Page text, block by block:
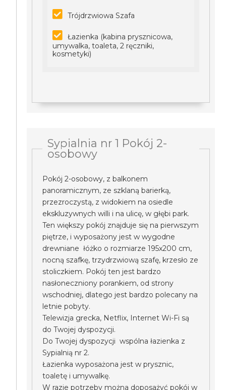
Trójdrzwiowa Szafa
Łazienka (kabina prysznicowa,
umywalka, toaleta, 2 ręczniki,
kosmetyki)
Sypialnia nr 1 Pokój 2-
osobowy
Pokój 2-osobowy, z balkonem
panoramicznym, ze szklaną barierką,
przezroczystą, z widokiem na osiedle
ekskluzywnych willi i na ulicę, w głębi park.
Ten większy pokój znajduje się na pierwszym
piętrze, i wyposażony jest w wygodne
drewniane łóżko o rozmiarze 195x200 cm,
nocną szafkę, trzydrzwiową szafę, krzesło ze
stoliczkiem. Pokój ten jest bardzo
nasłoneczniony porankiem, od strony
wschodniej, dlatego jest bardzo polecany na
letnie pobyty.
Telewizja grecka, Netflix, Internet Wi-Fi są
do Twojej dyspozycji.
Do Twojej dyspozycji wspólna łazienka z
Sypialnią nr 2.
Łazienka wyposażona jest w prysznic,
toaletę i umywalkę.
W razie potrzeby można doposażyć pokój w